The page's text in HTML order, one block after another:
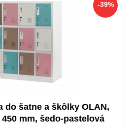
-39%
do šatne a škôlky OLAN,
450 mm, šedo-pastelová